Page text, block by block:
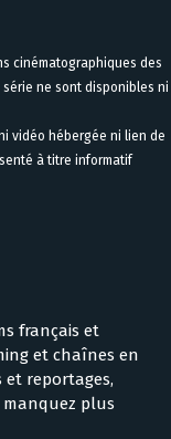
cinématographiques des
série ne sont disponibles ni
vidéo hébergée ni lien de
à titre informatif
français et
et chaînes en
et reportages,
manquez plus